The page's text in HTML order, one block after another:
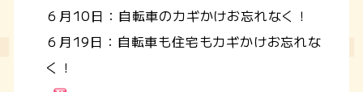
６月10日：自転車のカギかけお忘れなく！
６月19日：自転車も住宅もカギかけお忘れな
く！